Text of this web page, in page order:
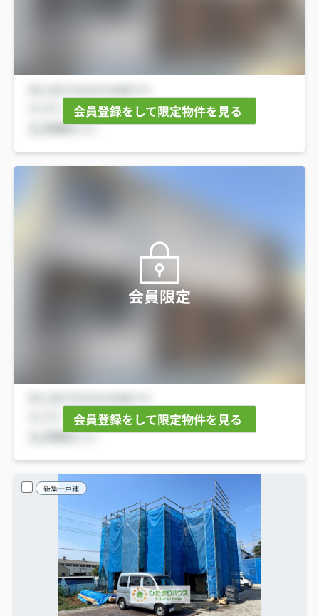
会員登録をして限定物件を見る
会員限定
会員登録をして限定物件を見る
新築一戸建